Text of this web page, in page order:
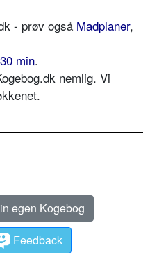
- prøv også Madplaner,
min.
nemlig. Vi
egen Kogebog
Feedback